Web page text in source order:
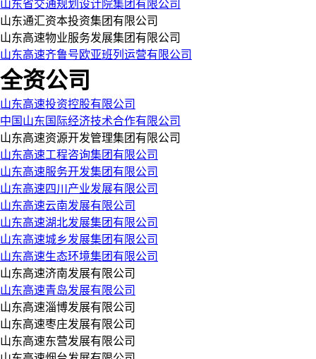
山东省交通规划设计院集团有限公司
山东通汇资本投资集团有限公司
山东高速物业服务发展集团有限公司
山东高速齐鲁号欧亚班列运营有限公司
全资公司
山东高速投资控股有限公司
中国山东国际经济技术合作有限公司
山东高速资源开发管理集团有限公司
山东高速工程咨询集团有限公司
山东高速服务开发集团有限公司
山东高速四川产业发展有限公司
山东高速云南发展有限公司
山东高速湖北发展集团有限公司
山东高速城乡发展集团有限公司
山东高速生态环境集团有限公司
山东高速济南发展有限公司
山东高速青岛发展有限公司
山东高速淄博发展有限公司
山东高速枣庄发展有限公司
山东高速东营发展有限公司